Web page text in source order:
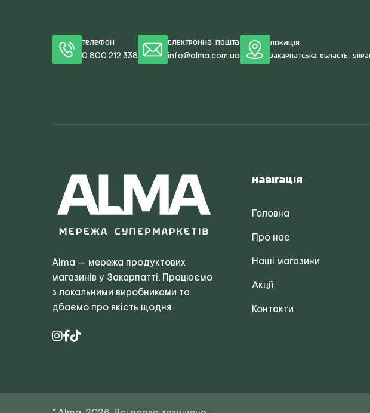
Телефон
0 800 212 338
Електронна пошта
info@alma.com.ua
Локація
Закарпатська область,
Alma — мережа продуктових
магазинів у Закарпатті. Працюємо
з локальними виробниками та
дбаємо про якість щодня.
Навігація
Головна
Про нас
Наші магазини
Акції
Контакти